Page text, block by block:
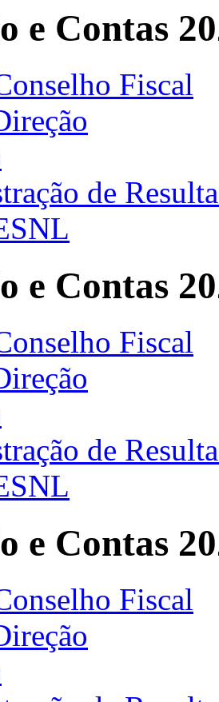
e Contas
Fiscal
de
e Contas
Fiscal
de
e Contas
Fiscal